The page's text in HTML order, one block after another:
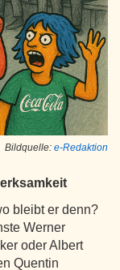
Bildquelle: e-Redaktion
bleibt er denn?
Werner
oder Albert
Quentin